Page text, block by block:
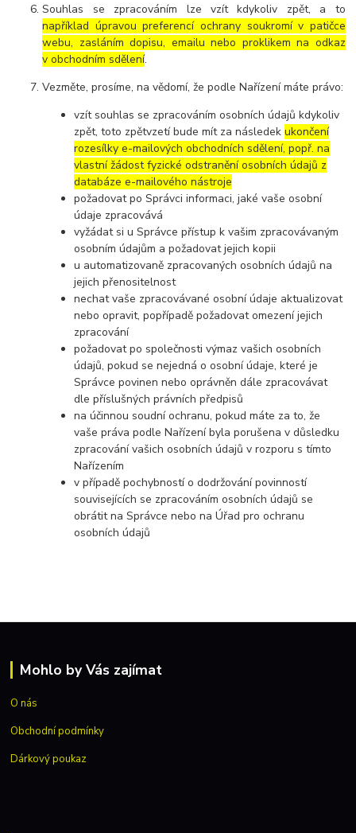
Souhlas se zpracováním lze vzít kdykoliv zpět, a to
například úpravou preferencí ochrany soukromí v patičce
webu, zasláním dopisu, emailu nebo proklikem na odkaz
v obchodním sdělení.
Vezměte, prosíme, na vědomí, že podle Nařízení máte právo:
vzít souhlas se zpracováním osobních údajů kdykoliv
zpět, toto zpětvzetí bude mít za následekukončení
rozesílky e-mailových obchodních sdělení, popř. na
vlastní žádost fyzické odstranění osobních údajů z
databáze e-mailového nástroje
požadovat po Správci informaci, jaké vaše osobní
údaje zpracovává
vyžádat si u Správce přístup k vašim zpracovávaným
osobním údajům a požadovat jejich kopii
u automatizovaně zpracovaných osobních údajů na
jejich přenositelnost
nechat vaše zpracovávané osobní údaje aktualizovat
nebo opravit, popřípadě požadovat omezení jejich
zpracování
požadovat po společnosti výmaz vašich osobních
údajů, pokud se nejedná o osobní údaje, které je
Správce povinen nebo oprávněn dále zpracovávat
dle příslušných právních předpisů
na účinnou soudní ochranu, pokud máte za to, že
vaše práva podle Nařízení byla porušena v důsledku
zpracování vašich osobních údajů v rozporu s tímto
Nařízením
v případě pochybností o dodržování povinností
souvisejících se zpracováním osobních údajů se
obrátit na Správce nebo na Úřad pro ochranu
osobních údajů
Mohlo by Vás zajímat
O nás
Obchodní podmínky
Dárkový poukaz